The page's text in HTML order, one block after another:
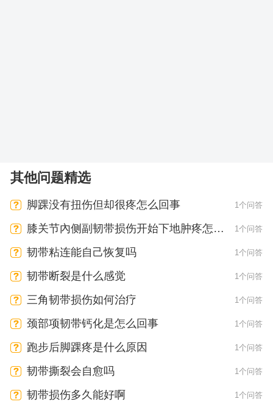
其他问题精选
脚踝没有扭伤但却很疼怎么回事 1个问答
膝关节內侧副韧带损伤开始下地肿疼怎么
办
1个问答
韧带粘连能自己恢复吗 1个问答
韧带断裂是什么感觉 1个问答
三角韧带损伤如何治疗 1个问答
颈部项韧带钙化是怎么回事 1个问答
跑步后脚踝疼是什么原因 1个问答
韧带撕裂会自愈吗 1个问答
韧带损伤多久能好啊 1个问答